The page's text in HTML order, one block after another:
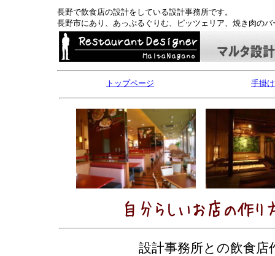
長野で飲食店の設計をしている設計事務所です。
長野市にあり、あっぷるぐりむ、ピッツェリア、焼き肉の
トップページ 手掛
設計事務所との飲食店